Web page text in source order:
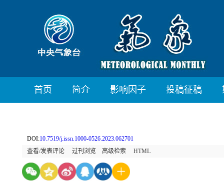
首页 简介 影响因子 投稿征稿
DOI:10.7519/j.issn.1000-0526.2023.062701
查看/发表评论
过刊浏览 高级检索 HTML